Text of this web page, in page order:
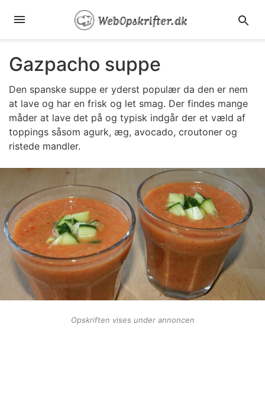
Gazpacho suppe
Den spanske suppe er yderst populær da den er nem
at lave og har en frisk og let smag. Der findes mange
måder at lave det på og typisk indgår der et væld af
toppings såsom agurk, æg, avocado, croutoner og
ristede mandler.
Opskriften vises under annoncen